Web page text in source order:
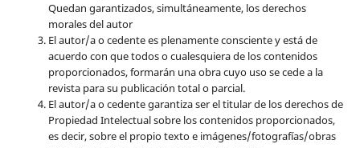
Quedan garantizados, simultáneamente, los derechos
morales del autor
El autor/a o cedente es plenamente consciente y está de
acuerdo con que todos o cualesquiera de los contenidos
proporcionados, formarán una obra cuyo uso se cede a la
revista para su publicación total o parcial.
El autor/a o cedente garantiza ser el titular de los derechos de
Propiedad Intelectual sobre los contenidos proporcionados,
es decir, sobre el propio texto e imágenes/fotografías/obras